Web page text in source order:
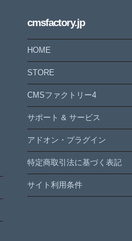
cmsfactory.jp
HOME
STORE
CMSファクトリー4
サポート & サービス
アドオン・プラグイン
特定商取引法に基づく表記
サイト利用条件